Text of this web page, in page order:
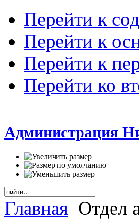
Перейти к
Перейти к
Перейти к
Перейти ко
Администрация
Главная Отдел